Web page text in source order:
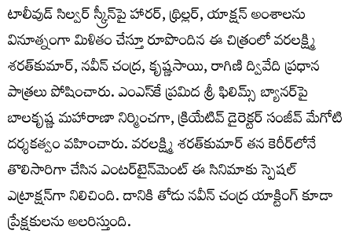
టాలీవుడ్ సిల్వర్ స్క్రీన్‌పై హారర్, థ్రిల్లర్, యాక్షన్ అంశాలను
వినూత్నంగా మిళితం చేస్తూ రూపొందిన ఈ చిత్రంలో వరలక్ష్మి
శరత్‌కుమార్, నవీన్ చంద్ర, కృష్ణసాయి, రాగిణి ద్వివేది ప్రధాన
పాత్రలు పోషించారు. ఎంఎస్‌కే ప్రమిద శ్రీ ఫిలిమ్స్ బ్యానర్‌పై
బాలకృష్ణ మహారాణా నిర్మించగా, క్రియేటివ్ డైరెక్టర్ సంజీవ్ మేగోటి
దర్శకత్వం వహించారు. వరలక్ష్మి శరత్‌కుమార్ త‌న కెరీర్‌లోనే
తొలిసారిగా చేసిన ఎంట‌ర్‌టైన్‌మెంట్ ఈ సినిమాకు స్పెష‌ల్
ఎట్రాక్ష‌న్‌గా నిలిచింది. దానికి తోడు నవీన్ చంద్ర యాక్టింగ్ కూడా
ప్రేక్ష‌కుల‌ను అల‌రిస్తుంది.